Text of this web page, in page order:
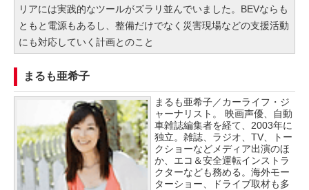
リアには実践的なツールがズラリ並んでいました。BEVならも
ともと電源もあるし、整備だけでなく災害現場などの支援活動
にも対応していく計画とのこと
まるも亜希子
まるも亜希子／カーライフ・ジ
ャーナリスト。 映画声優、自動
車雑誌編集者を経て、2003年に
独立。雑誌、ラジオ、TV、トー
クショーなどメディア出演のほ
か、エコ＆安全運転インストラ
クターなども務める。海外モー
ターショー、ドライブ取材も多